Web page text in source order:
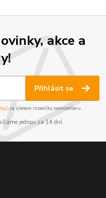
akce a
Přihlásit se
za účelem rozesílky newsletteru.
jednou za 14 dní.